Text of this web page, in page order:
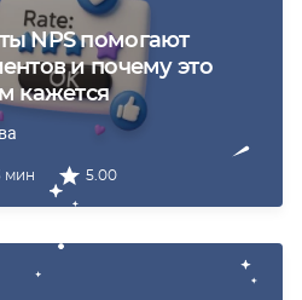
NPS помогают
и почему это
кажется
мин 5.00